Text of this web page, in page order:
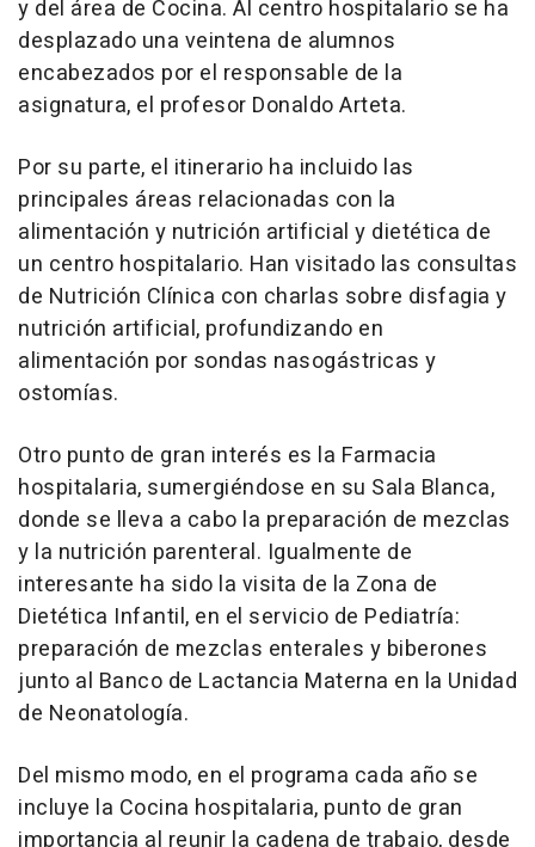
y del área de Cocina. Al centro hospitalario se ha
desplazado una veintena de alumnos
encabezados por el responsable de la
asignatura, el profesor Donaldo Arteta.
Por su parte, el itinerario ha incluido las
principales áreas relacionadas con la
alimentación y nutrición artificial y dietética de
un centro hospitalario. Han visitado las consultas
de Nutrición Clínica con charlas sobre disfagia y
nutrición artificial, profundizando en
alimentación por sondas nasogástricas y
ostomías.
Otro punto de gran interés es la Farmacia
hospitalaria, sumergiéndose en su Sala Blanca,
donde se lleva a cabo la preparación de mezclas
y la nutrición parenteral. Igualmente de
interesante ha sido la visita de la Zona de
Dietética Infantil, en el servicio de Pediatría:
preparación de mezclas enterales y biberones
junto al Banco de Lactancia Materna en la Unidad
de Neonatología.
Del mismo modo, en el programa cada año se
incluye la Cocina hospitalaria, punto de gran
importancia al reunir la cadena de trabajo, desde